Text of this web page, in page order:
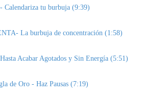
Calendariza tu burbuja (9:39)
La burbuja de concentración (1:58)
Acabar Agotados y Sin Energía (5:51)
de Oro - Haz Pausas (7:19)